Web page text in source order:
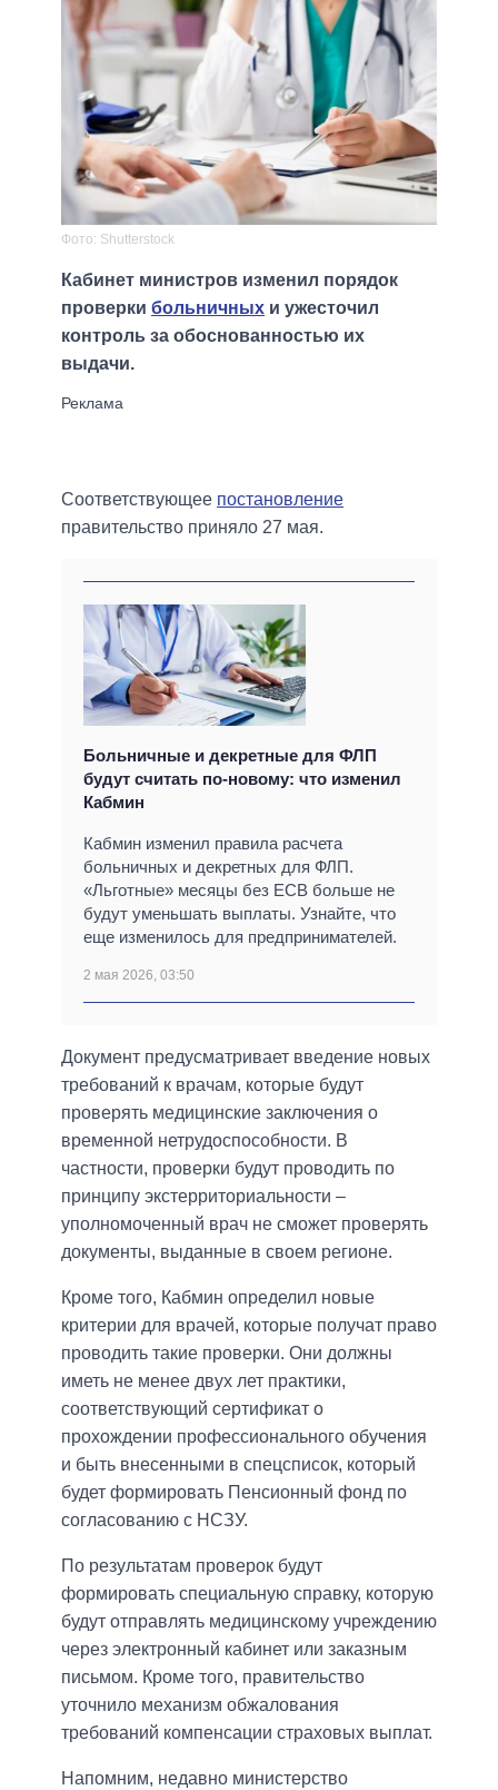
Фото: Shutterstock
Кабинет министров изменил порядок
проверки больничных и ужесточил
контроль за обоснованностью их
выдачи.
Соответствующее постановление
правительство приняло 27 мая.
Больничные и декретные для ФЛП
будут считать по-новому: что изменил
Кабмин
Кабмин изменил правила расчета
больничных и декретных для ФЛП.
«Льготные» месяцы без ЕСВ больше не
будут уменьшать выплаты. Узнайте, что
еще изменилось для предпринимателей.
2 мая 2026, 03:50
Документ предусматривает введение новых
требований к врачам, которые будут
проверять медицинские заключения о
временной нетрудоспособности. В
частности, проверки будут проводить по
принципу экстерриториальности –
уполномоченный врач не сможет проверять
документы, выданные в своем регионе.
Кроме того, Кабмин определил новые
критерии для врачей, которые получат право
проводить такие проверки. Они должны
иметь не менее двух лет практики,
соответствующий сертификат о
прохождении профессионального обучения
и быть внесенными в спецсписок, который
будет формировать Пенсионный фонд по
согласованию с НСЗУ.
По результатам проверок будут
формировать специальную справку, которую
будут отправлять медицинскому учреждению
через электронный кабинет или заказным
письмом. Кроме того, правительство
уточнило механизм обжалования
требований компенсации страховых выплат.
Напомним, недавно министерство